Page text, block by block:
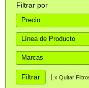
Filtrar por
Precio
Línea de Producto
Marcas
x Quitar